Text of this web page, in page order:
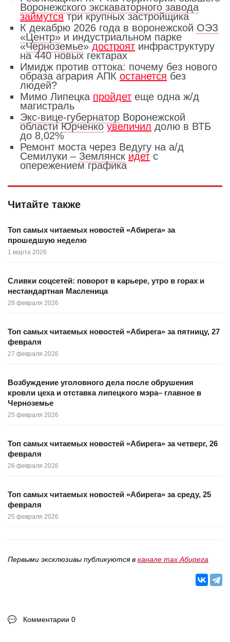
Воронежского экскаваторного завода
займутсятри крупных застройщика
К декабрю 2026 года в воронежской ОЭЗ
«Центр» и индустриальном парке
«Черноземье»достроят инфраструктуру
на 440 новых гектарах
Имидж против оттока: почему без нового
образа агрария АПК останется без
людей?
Мимо Липецка пройдет еще одна ж/д
магистраль
Экс-вице-губернатор Воронежской
областиЮрченко увеличил долю в ВТБ
до 8,02%
Ремонт моста через Ведугу на а/д
Семилуки – Землянск идет с
опережением графика
Читайте также
Топ самых читаемых новостей «Абирега» за
прошедшую неделю
1 марта 2026
Сливки соцсетей: поворот в карьере, утро в горах и
нестандартная Масленица
28 февраля 2026
Топ самых читаемых новостей «Абирега» за пятницу, 27
февраля
27 февраля 2026
Возбуждение уголовного дела после обрушения
кровли цеха и отставка липецкого мэра– главное в
Черноземье
25 февраля 2026
Топ самых читаемых новостей «Абирега» за четверг, 26
февраля
26 февраля 2026
Топ самых читаемых новостей «Абирега» за среду, 25
февраля
25 февраля 2026
Первыми эксклюзивы публикуются в канале max Абирега
Комментарии 0